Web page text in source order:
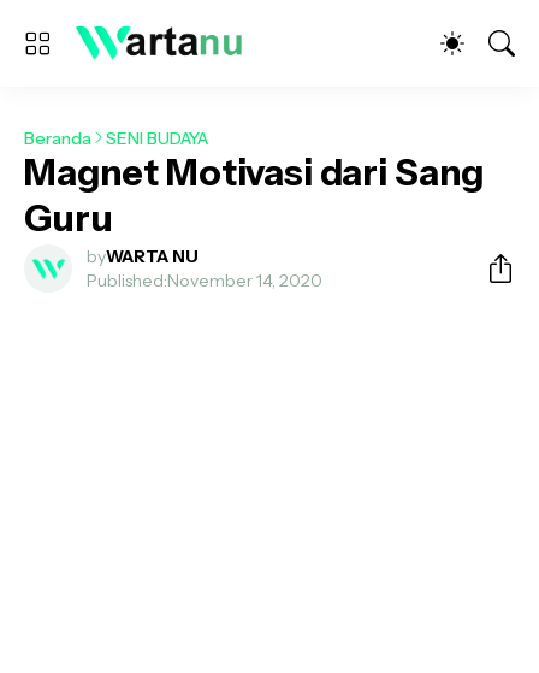
Beranda SENI BUDAYA
Magnet Motivasi dari Sang
Guru
byWARTA NU
Published:November 14, 2020